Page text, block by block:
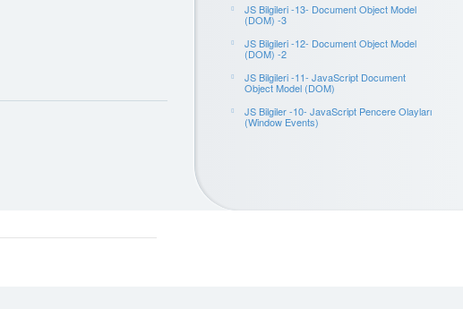
JS Bilgileri -13- Document Object Model
(DOM) -3
JS Bilgileri -12- Document Object Model
(DOM) -2
JS Bilgileri -11- JavaScript Document
Object Model (DOM)
JS Bilgiler -10- JavaScript Pencere Olayları
(Window Events)